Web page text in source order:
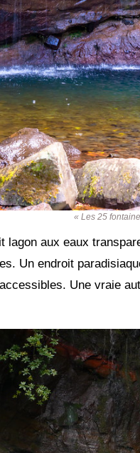
« Les 25
lagon aux eaux
Un endroit
Une vraie